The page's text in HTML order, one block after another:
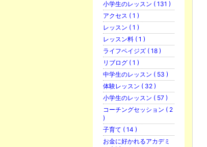
小学生のレッスン ( 131 )
アクセス ( 1 )
レッスン ( 1 )
レッスン料 ( 1 )
ライフペイジズ ( 18 )
リブログ ( 1 )
中学生のレッスン ( 53 )
体験レッスン ( 32 )
小学生のレッスン ( 57 )
コーチングセッション ( 2
)
子育て ( 14 )
お金に好かれるアカデミ